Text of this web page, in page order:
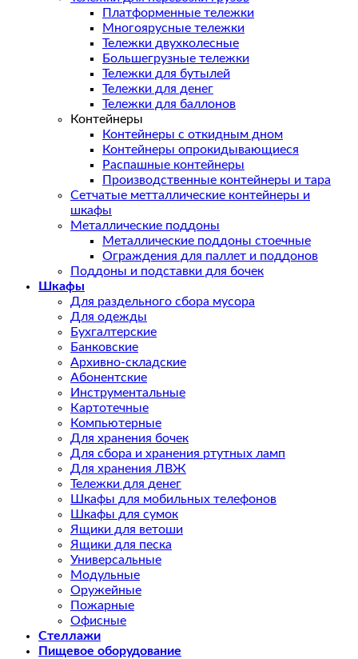
Платформенные тележки
Многоярусные тележки
Тележки двухколесные
Большегрузные тележки
Тележки для бутылей
Тележки для денег
Тележки для баллонов
Контейнеры
Контейнеры с откидным дном
Контейнеры опрокидывающиеся
Распашные контейнеры
Производственные контейнеры и тара
Сетчатые метталлические контейнеры и
шкафы
Металлические поддоны
Металлические поддоны стоечные
Ограждения для паллет и поддонов
Поддоны и подставки для бочек
Шкафы
Для раздельного сбора мусора
Для одежды
Бухгалтерские
Банковские
Архивно-складские
Абонентские
Инструментальные
Картотечные
Компьютерные
Для хранения бочек
Для сбора и хранения ртутных ламп
Для хранения ЛВЖ
Тележки для денег
Шкафы для мобильных телефонов
Шкафы для сумок
Ящики для ветоши
Ящики для песка
Универсальные
Модульные
Оружейные
Пожарные
Офисные
Стеллажи
Пищевое оборудование